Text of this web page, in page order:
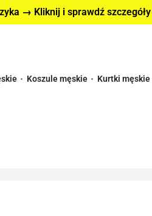
→ Kliknij i sprawdź szczegóły
Koszule męskie Kurtki męskie